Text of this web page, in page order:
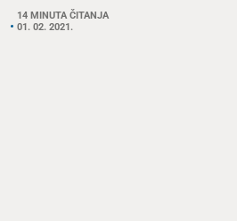
14 MINUTA ČITANJA
01. 02. 2021.